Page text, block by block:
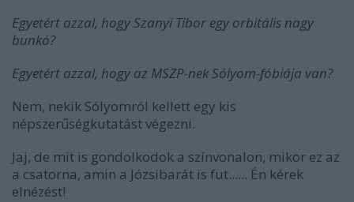
Egyetért azzal, hogy Szanyi Tibor egy orbitális nagy
bunkó?
Egyetért azzal, hogy az MSZP-nek Sólyom-fóbiája van?
Nem, nekik Sólyomról kellett egy kis
népszerűségkutatást végezni.
Jaj, de mit is gondolkodok a színvonalon, mikor ez az
a csatorna, amin a Józsibarát is fut...... Én kérek
elnézést!